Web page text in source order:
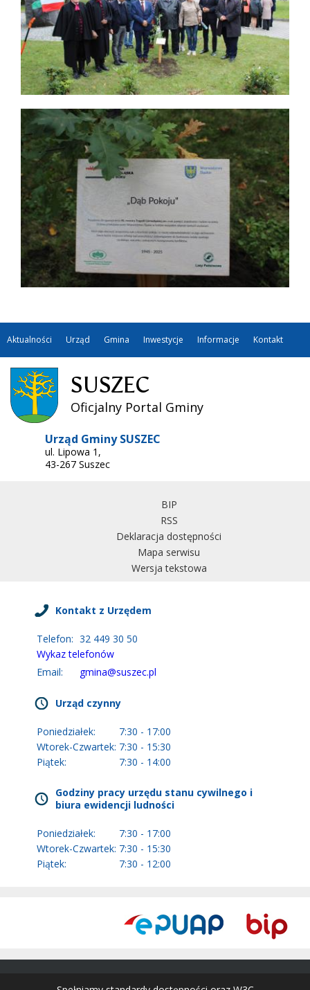
Aktualności Urząd Gmina Inwestycje Informacje Kontakt
SUSZEC
Oficjalny Portal Gminy
Urząd Gminy SUSZEC
ul. Lipowa 1,
43-267 Suszec
BIP
RSS
Deklaracja dostępności
Mapa serwisu
Wersja tekstowa
Kontakt z Urzędem
Telefon: 32 449 30 50
Wykaz telefonów
Email:
gmina@suszec.pl
Urząd czynny
Poniedziałek:
7:30 - 17:00
Wtorek-Czwartek: 7:30 - 15:30
Piątek:
7:30 - 14:00
Godziny pracy urzędu stanu cywilnego i
biura ewidencji ludności
Poniedziałek:
7:30 - 17:00
Wtorek-Czwartek: 7:30 - 15:30
Piątek:
7:30 - 12:00